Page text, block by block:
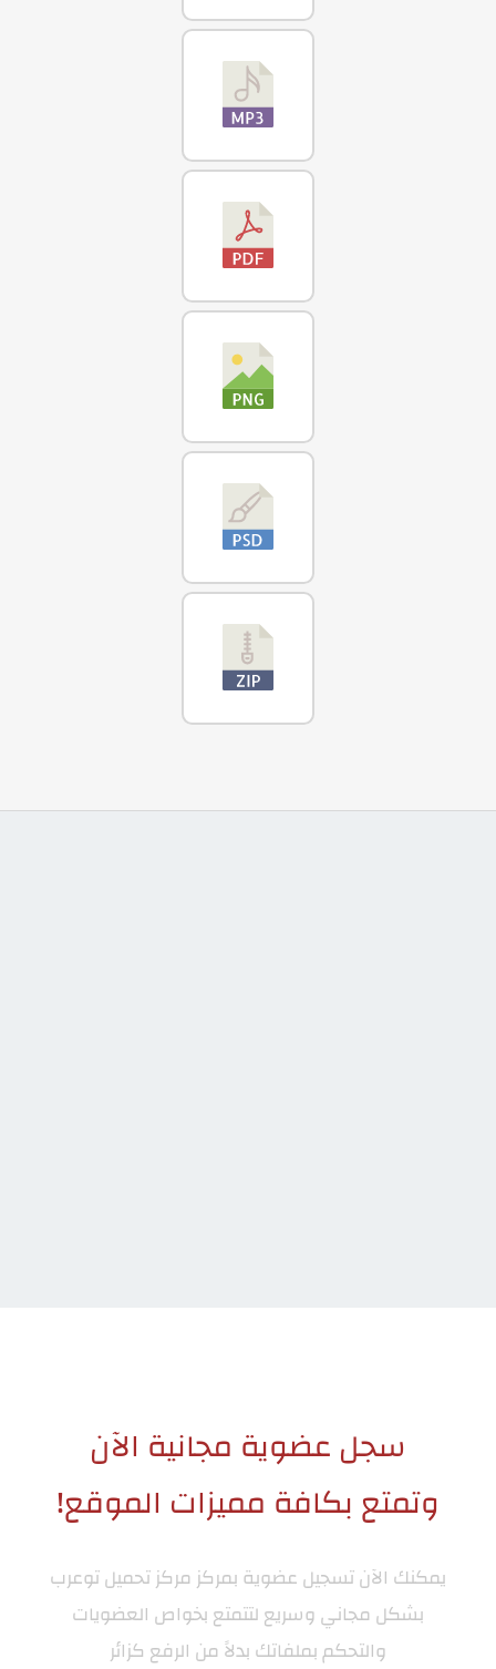
سجل عضوية مجانية الآن
وتمتع بكافة مميزات الموقع!
يمكنك الآن تسجيل عضوية بمركزمركز تحميل توعرب
بشكل مجاني وسريع لتتمتع بخواص العضويات
والتحكم بملفاتك بدلاً من الرفع كزائر